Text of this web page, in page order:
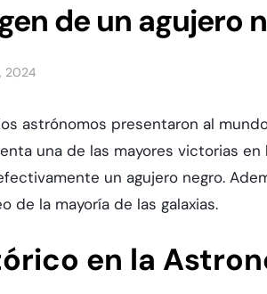
de un agujero
2024
astrónomos presentaron al
una de las mayores victorias
un agujero negro.
de la mayoría de las galaxias.
en la